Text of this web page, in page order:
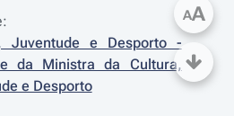
Juventude e Desporto -
da Ministra da Cultura,
e Desporto
AA